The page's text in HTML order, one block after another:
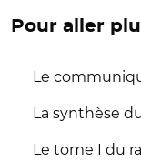
Pour aller
Le
La synthèse
Le tome I du